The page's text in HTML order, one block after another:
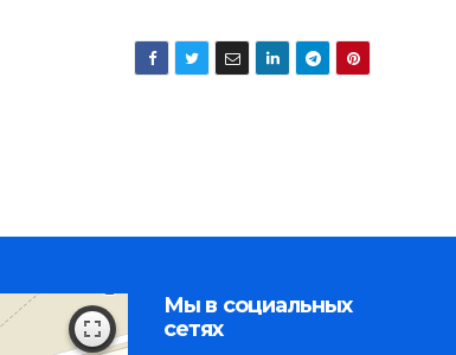
Мы в социальных
сетях